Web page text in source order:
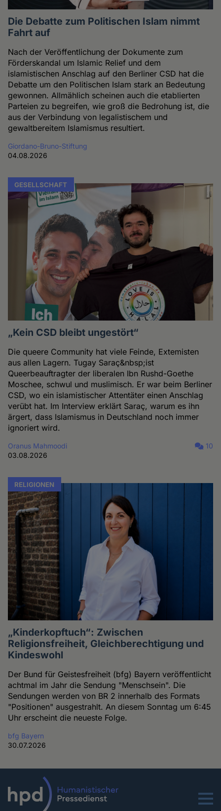
Die Debatte zum Politischen Islam nimmt
Fahrt auf
Nach der Veröffentlichung der Dokumente zum
Förderskandal um Islamic Relief und dem
islamistischen Anschlag auf den Berliner CSD hat die
Debatte um den Politischen Islam stark an Bedeutung
gewonnen. Allmählich scheinen auch die etablierten
Parteien zu begreifen, wie groß die Bedrohung ist, die
aus der Verbindung von legalistischem und
gewaltbereitem Islamismus resultiert.
Giordano-Bruno-Stiftung
04.08.2026
GESELLSCHAFT
„Kein CSD bleibt ungestört“
Die queere Community hat viele Feinde, Extemisten
aus allen Lagern. Tugay Saraç&nbsp;ist
Queerbeauftragter der liberalen Ibn Rushd-Goethe
Moschee, schwul und muslimisch. Er war beim Berliner
CSD, wo ein islamistischer Attentäter einen Anschlag
verübt hat. Im Interview erklärt Saraç, warum es ihn
ärgert, dass Islamismus in Deutschland noch immer
ignoriert wird.
Oranus Mahmoodi
03.08.2026
10
RELIGIONEN
„Kinderkopftuch“: Zwischen
Religionsfreiheit, Gleichberechtigung und
Kindeswohl
Der Bund für Geistesfreiheit (bfg) Bayern veröffentlicht
achtmal im Jahr die Sendung "Menschsein". Die
Sendungen werden von BR 2 innerhalb des Formats
"Positionen" ausgestrahlt. An diesem Sonntag um 6:45
Uhr erscheint die neueste Folge.
bfg Bayern
30.07.2026
Menu